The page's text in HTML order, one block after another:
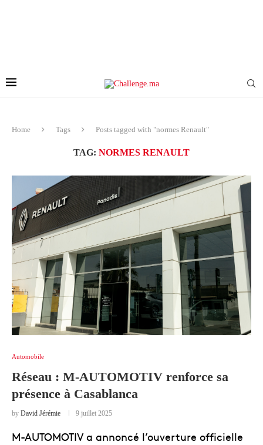
Home Tags Posts tagged with "normes Renault"
TAG: NORMES RENAULT
Automobile
Réseau : M-AUTOMOTIV renforce sa
présence à Casablanca
by David Jérémie 9 juillet 2025
M-AUTOMOTIV a annoncé l’ouverture officielle